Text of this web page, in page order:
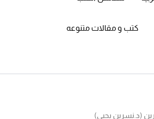
كتب و مقالات متنوعه
(د.نسرين يحيى)